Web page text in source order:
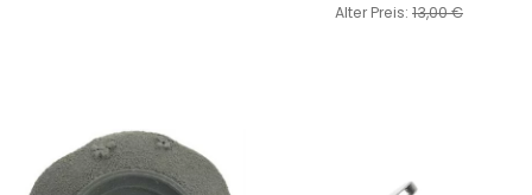
Alter Preis: 13,00 €